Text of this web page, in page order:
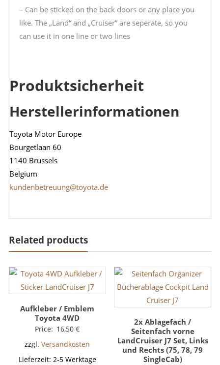
– Can be sticked on the back doors or any place you
like. The „Land“ and „Cruiser“ are seperate, so you
can use it in one line or two lines
Produktsicherheit
Herstellerinformationen
Toyota Motor Europe
Bourgetlaan 60
1140 Brussels
Belgium
kundenbetreuung@toyota.de
Related products
Aufkleber / Emblem
Toyota 4WD
Price: 16,50€
zzgl.Versandkosten
Lieferzeit: 2-5 Werktage
2x Ablagefach /
Seitenfach vorne
LandCruiser J7 Set, Links
und Rechts (75, 78, 79
SingleCab)